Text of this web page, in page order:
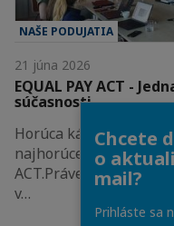
NAŠE PODUJATIA
21 júna 2026
EQUAL PAY ACT -
súčasnosti
Horúca káva, čerstvé
najhorúcejších HR tém
ACT.Práve v takejto
v…
Chcete
o
mail?
Prihláste sa